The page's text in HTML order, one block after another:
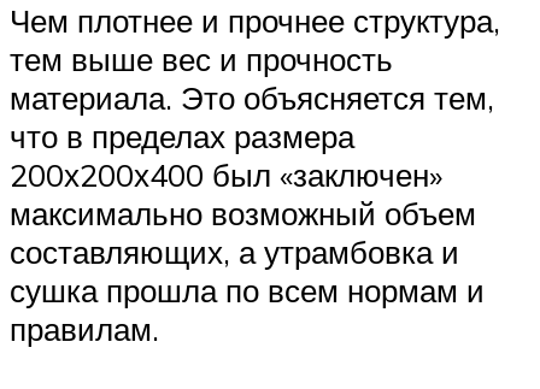
Чем плотнее и прочнее структура,
тем выше вес и прочность
материала. Это объясняется тем,
что в пределах размера
200х200х400 был «заключен»
максимально возможный объем
составляющих, а утрамбовка и
сушка прошла по всем нормам и
правилам.